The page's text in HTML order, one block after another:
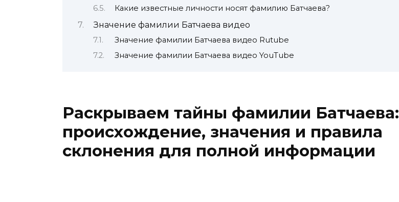
Какие известные личности носят фамилию Батчаева?
Значение фамилии Батчаева видео
Значение фамилии Батчаева видео Rutube
Значение фамилии Батчаева видео YouTube
Раскрываем тайны фамилии Батчаева:
происхождение, значения и правила
склонения для полной информации